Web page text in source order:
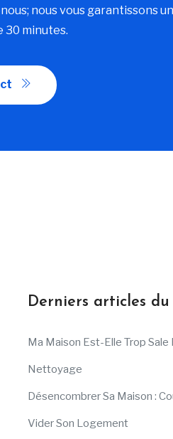
nous vous garantissons
30 minutes.
Derniers articles du
Ma Maison Est-Elle Trop Sale
Nettoyage
Désencombrer Sa Maison :
Vider Son Logement